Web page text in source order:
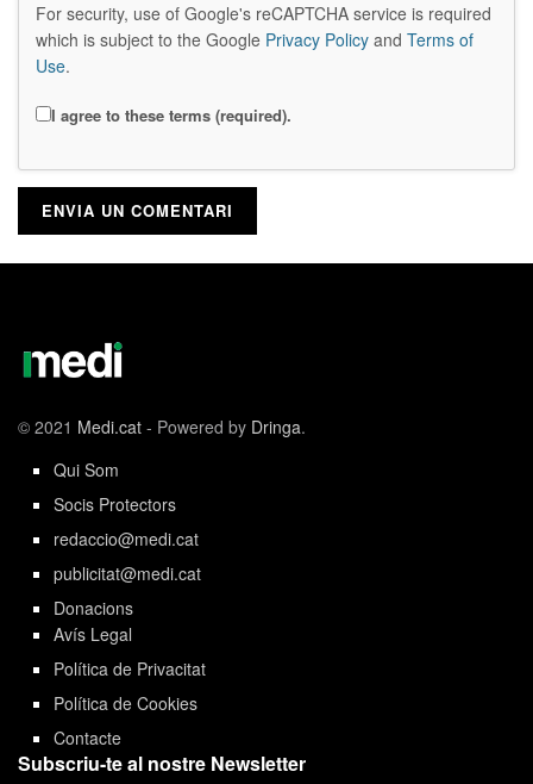
For security, use of Google's reCAPTCHA service is required
which is subject to the Google Privacy Policy and Terms of
Use.
I agree to these terms (required).
© 2021 Medi.cat - Powered by Dringa.
Qui Som
Socis Protectors
redaccio@medi.cat
publicitat@medi.cat
Donacions
Avís Legal
Política de Privacitat
Política de Cookies
Contacte
Subscriu-te al nostre Newsletter